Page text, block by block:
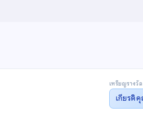
เหรียญรางวัล
เกียรติ